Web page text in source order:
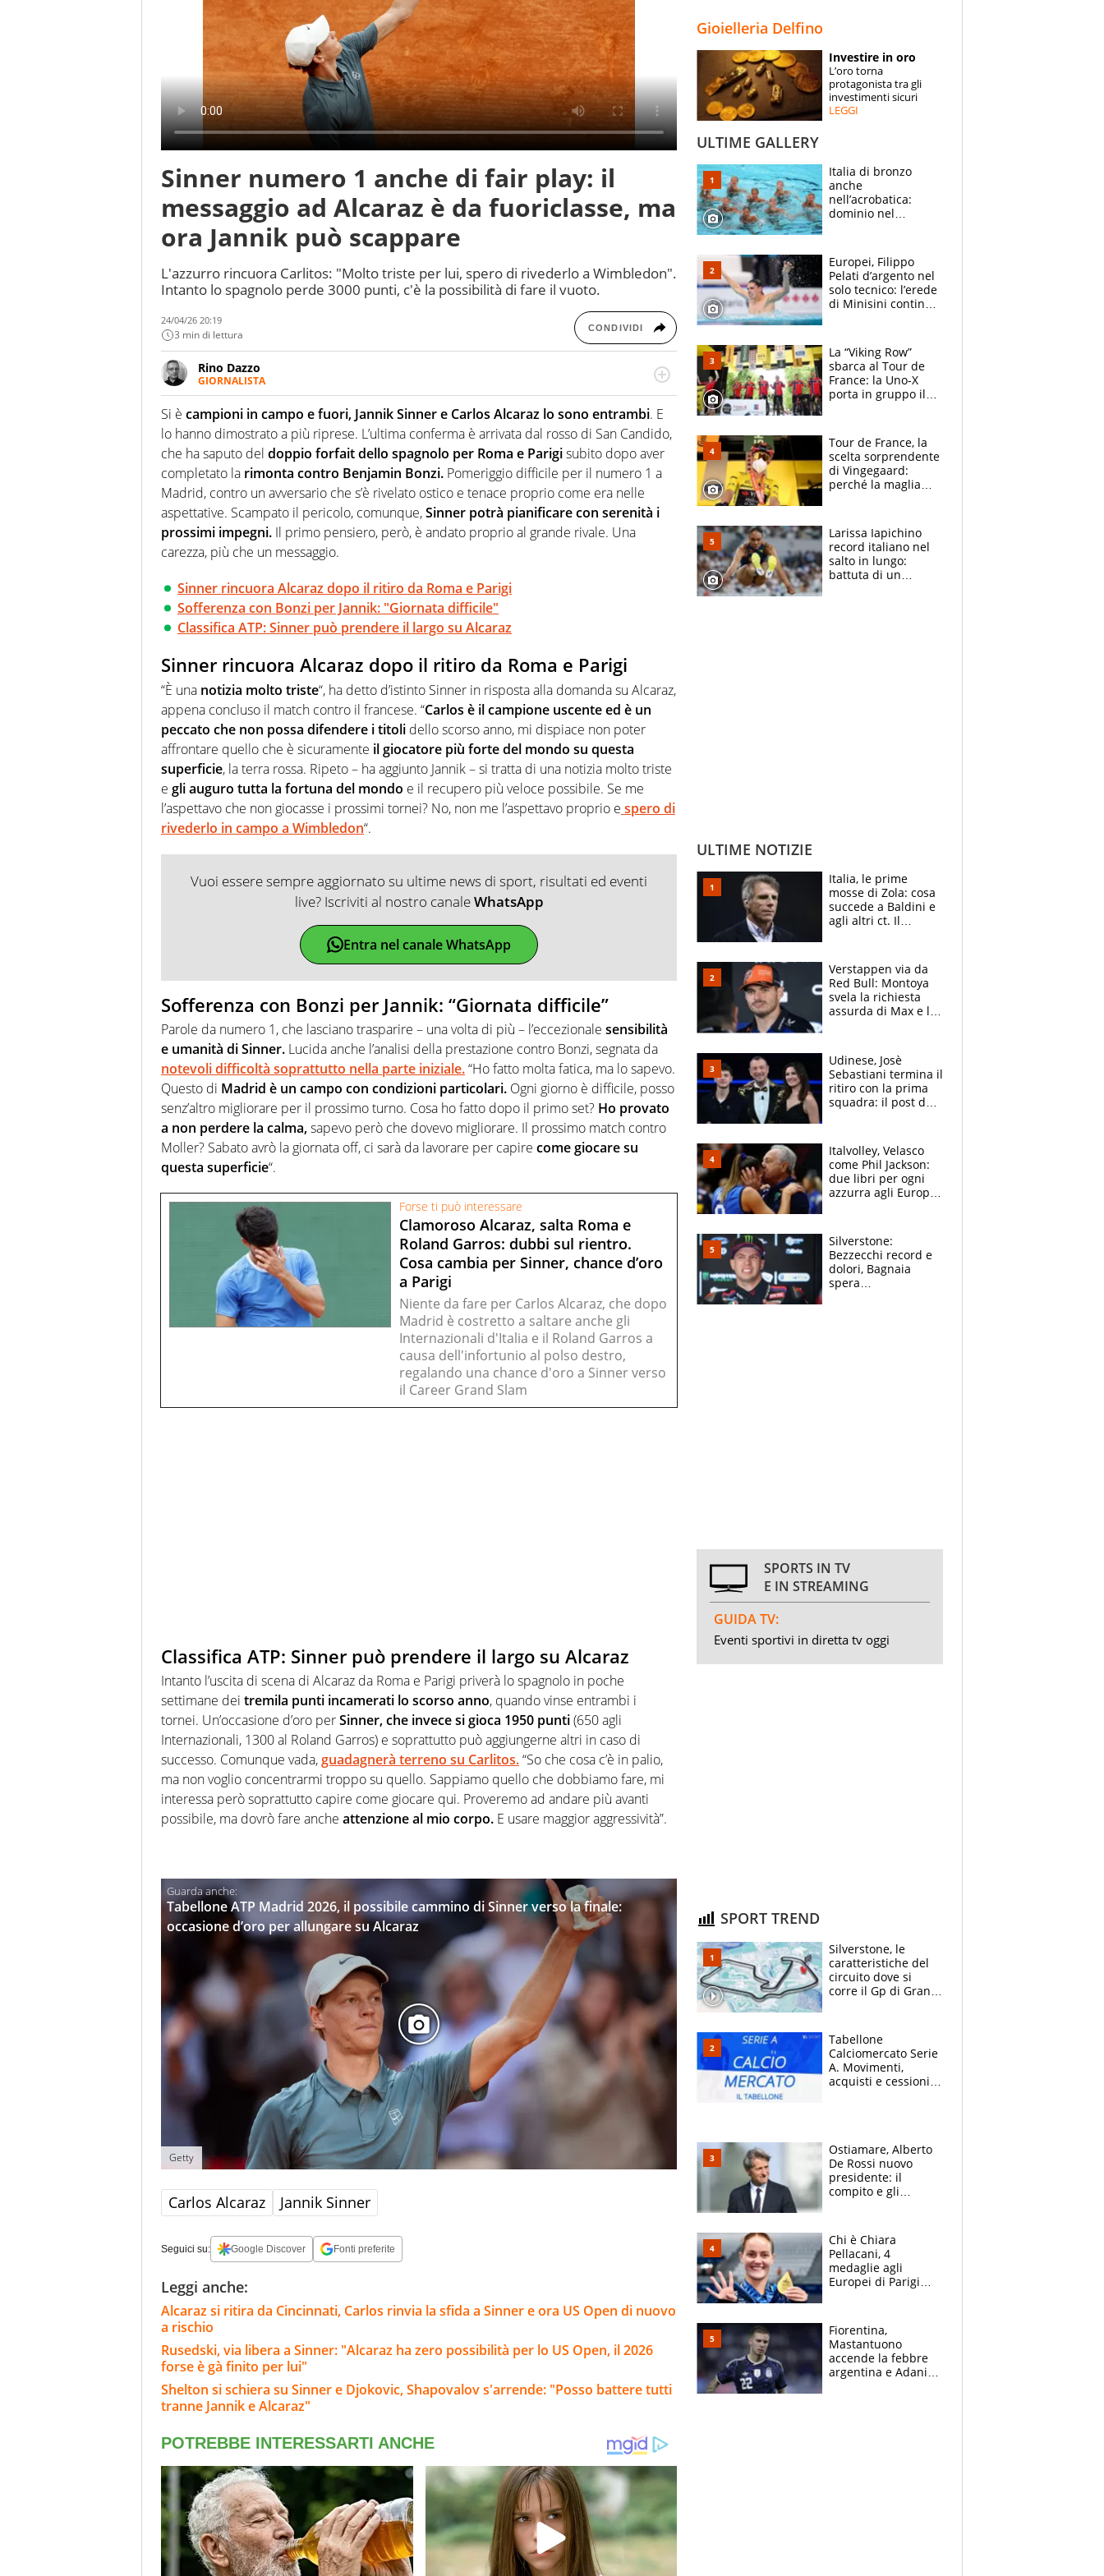
ESPERTI
CONTATTI
Sinner numero 1 anche di fair play: il
messaggio ad Alcaraz è da fuoriclasse, ma
ora Jannik può scappare
L'azzurro rincuora Carlitos: "Molto triste per lui, spero di rivederlo a Wimbledon".
Intanto lo spagnolo perde 3000 punti, c'è la possibilità di fare il vuoto.
24/04/26 20:19
3 min di lettura CONDIVIDI
Rino Dazzo
GIORNALISTA
Se mai ci fosse modo di traslare il glossario del calcio in una nicchia di esperti, lui ne
farebbe parte. Non si perde una svista arbitrale né gli umori social del mondo delle
curve
Si è campioni in campo e fuori, Jannik Sinner e Carlos Alcaraz lo sono entrambi. E
lo hanno dimostrato a più riprese. L’ultima conferma è arrivata dal rosso di San Candido,
che ha saputo del doppio forfait dello spagnolo per Roma e Parigisubito dopo aver
completato la rimonta contro Benjamin Bonzi. Pomeriggio difficile per il numero 1 a
Madrid, contro un avversario che s’è rivelato ostico e tenace proprio come era nelle
aspettative. Scampato il pericolo, comunque,Sinner potrà pianificare con serenità i
prossimi impegni. Il primo pensiero, però, è andato proprio al grande rivale. Una
carezza, più che un messaggio.
Sinner rincuora Alcaraz dopo il ritiro da Roma e Parigi
Sofferenza con Bonzi per Jannik: "Giornata difficile"
Classifica ATP: Sinner può prendere il largo su Alcaraz
Sinner rincuora Alcaraz dopo il ritiro da Roma e Parigi
“È una notizia molto triste“, ha detto d’istinto Sinner in risposta alla domanda su Alcaraz,
appena concluso il match contro il francese. “Carlos è il campione uscente ed è un
peccato che non possa difendere i titoli dello scorso anno, mi dispiace non poter
affrontare quello che è sicuramente il giocatore più forte del mondo su questa
superficie, la terra rossa. Ripeto – ha aggiunto Jannik – si tratta di una notizia molto triste
e gli auguro tutta la fortuna del mondo e il recupero più veloce possibile. Se me
l’aspettavo che non giocasse i prossimi tornei? No, non me l’aspettavo proprio e spero di
rivederlo in campo a Wimbledon“.
Vuoi essere sempre aggiornato su ultime news di sport, risultati ed eventi
live? Iscriviti al nostro canaleWhatsApp
Entra nel canale WhatsApp
Sofferenza con Bonzi per Jannik: “Giornata difficile”
Parole da numero 1, che lasciano trasparire – una volta di più – l’eccezionale sensibilità
e umanità di Sinner. Lucida anche l’analisi della prestazione contro Bonzi, segnata da
notevoli difficoltà soprattutto nella parte iniziale.“Ho fatto molta fatica, ma lo sapevo.
Questo di Madrid è un campo con condizioni particolari. Ogni giorno è difficile, posso
senz’altro migliorare per il prossimo turno. Cosa ho fatto dopo il primo set? Ho provato
a non perdere la calma,sapevo però che dovevo migliorare. Il prossimo match contro
Moller? Sabato avrò la giornata off, ci sarà da lavorare per capire come giocare su
questa superficie“.
Forse ti può interessare
Clamoroso Alcaraz, salta Roma e
Roland Garros: dubbi sul rientro.
Cosa cambia per Sinner, chance d’oro
a Parigi
Niente da fare per Carlos Alcaraz, che dopo
Madrid è costretto a saltare anche gli
Internazionali d'Italia e il Roland Garros a
causa dell'infortunio al polso destro,
regalando una chance d'oro a Sinner verso
il Career Grand Slam
Classifica ATP: Sinner può prendere il largo su Alcaraz
Intanto l’uscita di scena di Alcaraz da Roma e Parigi priverà lo spagnolo in poche
settimane dei tremila punti incamerati lo scorso anno, quando vinse entrambi i
tornei. Un’occasione d’oro perSinner, che invece si gioca 1950 punti(650 agli
Internazionali, 1300 al Roland Garros) e soprattutto può aggiungerne altri in caso di
successo. Comunque vada,guadagnerà terreno su Carlitos.“So che cosa c’è in palio,
ma non voglio concentrarmi troppo su quello. Sappiamo quello che dobbiamo fare, mi
interessa però soprattutto capire come giocare qui. Proveremo ad andare più avanti
possibile, ma dovrò fare anche attenzione al mio corpo. E usare maggior aggressività”.
Tabellone ATP Madrid 2026, il possibile cammino di Sinner verso la finale:
occasione d’oro per allungare su Alcaraz
Getty
Carlos Alcaraz Jannik Sinner
Seguici su: Google Discover Fonti preferite
Leggi anche:
Alcaraz si ritira da Cincinnati, Carlos rinvia la sfida a Sinner e ora US Open di nuovo
a rischio
Rusedski, via libera a Sinner: "Alcaraz ha zero possibilità per lo US Open, il 2026
forse è gà finito per lui"
Shelton si schiera su Sinner e Djokovic, Shapovalov s'arrende: "Posso battere tutti
tranne Jannik e Alcaraz"
Gioielleria Delfino
Investire in oro
L’oro torna
protagonista tra gli
investimenti sicuri
LEGGI
ULTIME GALLERY
Italia di bronzo
anche
nell’acrobatica:
dominio nel
e compagni
continuare
Europei, Filippo
Pelati d’argento nel
solo tecnico: l’erede
di Minisini continua
mirino
La “Viking Row”
sbarca al Tour de
France: la Uno-X
porta in gruppo il
compagni
Tour de France, la
scelta sorprendente
di Vingegaard:
perché la maglia
rischio da evitare
Larissa Iapichino
record italiano nel
salto in lungo:
battuta di un
ULTIME NOTIZIE
Italia, le prime
mosse di Zola: cosa
succede a Baldini e
agli altri ct. Il
azzurri
Verstappen via da
Red Bull: Montoya
svela la richiesta
assurda di Max e lo
McLaren siano
meglio?”
Udinese, Josè
Sebastiani termina il
ritiro con la prima
squadra: il post del
sfondo
Italvolley, Velasco
come Phil Jackson:
due libri per ogni
azzurra agli Europei.
Silverstone:
Bezzecchi record e
dolori, Bagnaia
spera
SPORTS IN TV
E IN STREAMING
GUIDA TV:
Eventi sportivi in diretta tv oggi
SPORT TREND
Silverstone, le
caratteristiche del
circuito dove si
corre il Gp di Gran
Tabellone
Calciomercato Serie
A. Movimenti,
acquisti e cessioni:
Ostiamare, Alberto
De Rossi nuovo
presidente: il
compito e gli
Chi è Chiara
Pellacani, 4
medaglie agli
Europei di Parigi
giornalista, mamma
insegnante e il
fratello calciatore
Fiorentina,
Mastantuono
accende la febbre
argentina e Adani